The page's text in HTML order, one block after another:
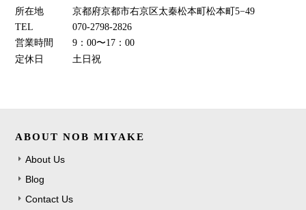
所在地
京都府京都市右京区太秦松本町松本町5−49
TEL
070-2798-2826
営業時間
9：00〜17：00
定休日
土日祝
ABOUT NOB MIYAKE
About Us
Blog
Contact Us